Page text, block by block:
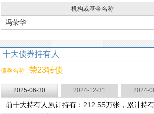
机构或基金名称
冯荣华
十大债券持有人
债券名称 : 荣23转债
2025-06-30 2024-12-31 2024-
前十大持有人累计持有： 212.55万张，累计持